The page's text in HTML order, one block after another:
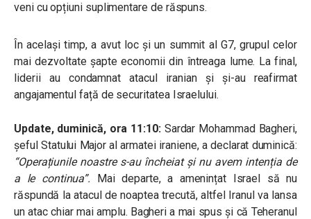
veni cu opțiuni suplimentare de răspuns.
În același timp, a avut loc și un summit al G7, grupul celor
mai dezvoltate șapte economii din întreaga lume. La final,
liderii au condamnat atacul iranian și și-au reafirmat
angajamentul față de securitatea Israelului.
Update, duminică, ora 11:10: Sardar Mohammad Bagheri,
șeful Statului Major al armatei iraniene, a declarat duminică:
“Operațiunile noastre s-au încheiat și nu avem intenția de
a le continua”. Mai departe, a amenințat Israel să nu
răspundă la atacul de noaptea trecută, altfel Iranul va lansa
un atac chiar mai amplu. Bagheri a mai spus și că Teheranul